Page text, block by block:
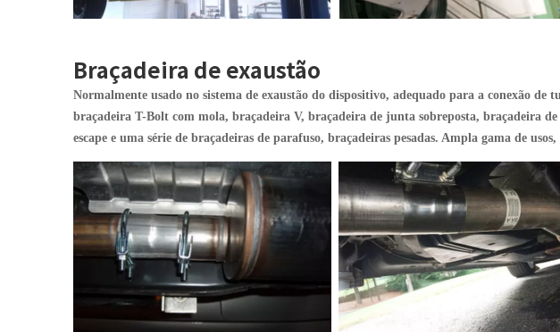
Braçadeira de exaustão
Normalmente usado no sistema de exaustão do dispositivo, adequado para a conexão de
braçadeira T-Bolt com mola, braçadeira V, braçadeira de junta sobreposta, braçadeira
escape e uma série de braçadeiras de parafuso, braçadeiras pesadas. Ampla gama de